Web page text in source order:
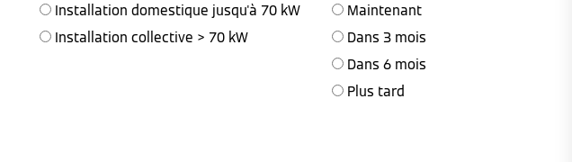
Installation domestique jusqu'à 70 kW
Installation collective > 70 kW
Maintenant
Dans 3 mois
Dans 6 mois
Plus tard